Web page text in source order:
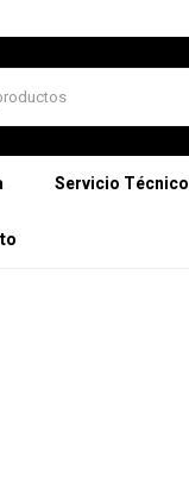
Servicio Técnico